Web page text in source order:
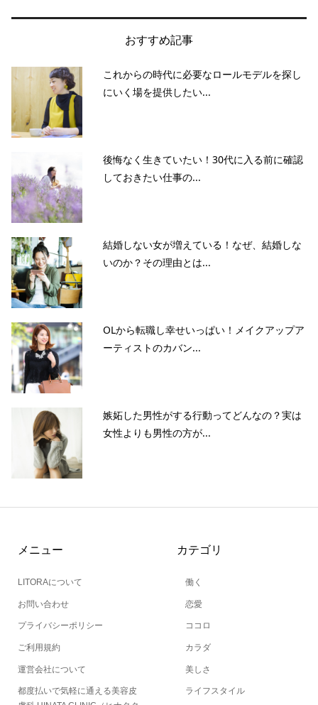
おすすめ記事
これからの時代に必要なロールモデルを探し
にいく場を提供したい...
後悔なく生きていたい！30代に入る前に確認
しておきたい仕事の...
結婚しない女が増えている！なぜ、結婚しな
いのか？その理由とは...
OLから転職し幸せいっぱい！メイクアップア
ーティストのカバン...
嫉妬した男性がする行動ってどんなの？実は
女性よりも男性の方が...
メニュー
LITORAについて
お問い合わせ
プライバシーポリシー
ご利用規約
運営会社について
都度払いで気軽に通える美容皮
カテゴリ
働く
恋愛
ココロ
カラダ
美しさ
ライフスタイル